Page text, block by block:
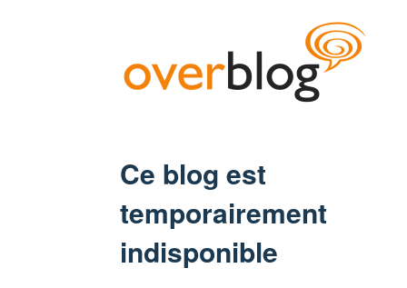
Ce blog est
temporairement
indisponible